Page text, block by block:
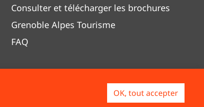
Consulter et télécharger les brochures
Grenoble Alpes Tourisme
FAQ
OK, tout accepter